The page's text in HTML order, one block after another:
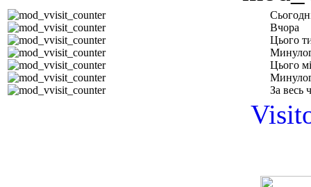
Вчора
Цього
Цього
За весь